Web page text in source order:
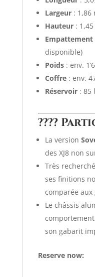
Largeur: 1,86
Hauteur: 1,45
Empattement
disponible)
Poids: env.
Coffre: env.
Réservoir: 85
????
La version
des XJ8 non
Très
ses finitions
comparée
Le châssis
son gabarit
Reserve now: